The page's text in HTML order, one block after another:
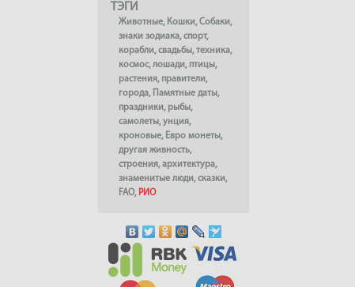
ТЭГИ
Животные, Кошки,Собаки,
знаки зодиака,спорт,
корабли,свадьбы,техника,
космос,лошади, птицы,
растения, правители,
города, Памятные даты,
праздники, рыбы,
самолеты,унция,
кроновые, Евро монеты,
другая живность,
строения,архитектура,
знаменитые люди,сказки,
FAO, РИО